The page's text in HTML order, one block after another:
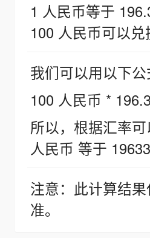
1 人民币等于
100 人民币可以兑
我们可以用以下公
100 人民币 *
所以，根据汇率
人民币 等于
注意：此计算结
准。